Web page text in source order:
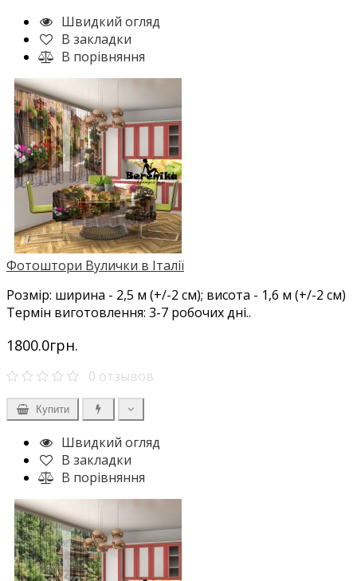
Швидкий огляд
В закладки
В порівняння
Фотоштори Вулички в Італії
Розмір: ширина - 2,5 м (+/-2 см); висота - 1,6 м (+/-2 см)
Термін виготовлення: 3-7 робочих дні..
1800.0грн.
0 отзывов
Купити
Швидкий огляд
В закладки
В порівняння